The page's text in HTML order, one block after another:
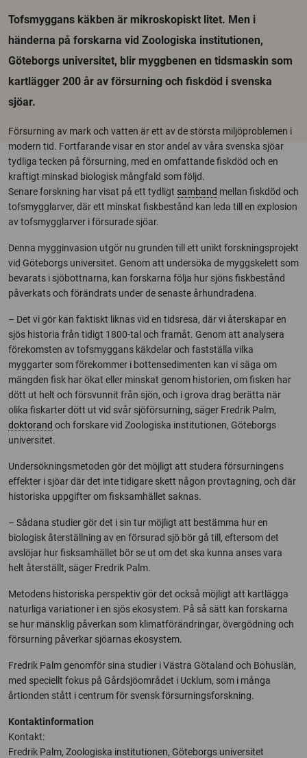
Tofsmyggans käkben är mikroskopiskt litet. Men i
händerna på forskarna vid Zoologiska institutionen,
Göteborgs universitet, blir myggbenen en tidsmaskin som
kartlägger 200 år av försurning och fiskdöd i svenska
sjöar.
Försurning av mark och vatten är ett av de största miljöproblemen i
modern tid. Fortfarande visar en stor andel av våra svenska sjöar
tydliga tecken på försurning, med en omfattande fiskdöd och en
kraftigt minskad biologisk mångfald som följd.
Senare forskning har visat på ett tydligt samband mellan fiskdöd och
tofsmygglarver, där ett minskat fiskbestånd kan leda till en explosion
av tofsmygglarver i försurade sjöar.
Denna mygginvasion utgör nu grunden till ett unikt forskningsprojekt
vid Göteborgs universitet. Genom att undersöka de myggskelett som
bevarats i sjöbottnarna, kan forskarna följa hur sjöns fiskbestånd
påverkats och förändrats under de senaste århundradena.
– Det vi gör kan faktiskt liknas vid en tidsresa, där vi återskapar en
sjös historia från tidigt 1800-tal och framåt. Genom att analysera
förekomsten av tofsmyggans käkdelar och fastställa vilka
myggarter som förekommer i bottensedimenten kan vi säga om
mängden fisk har ökat eller minskat genom historien, om fisken har
dött ut helt och försvunnit från sjön, och i grova drag berätta när
olika fiskarter dött ut vid svår sjöförsurning, säger Fredrik Palm,
doktorand och forskare vid Zoologiska institutionen, Göteborgs
universitet.
Undersökningsmetoden gör det möjligt att studera försurningens
effekter i sjöar där det inte tidigare skett någon provtagning, och där
historiska uppgifter om fisksamhället saknas.
– Sådana studier gör det i sin tur möjligt att bestämma hur en
biologisk återställning av en försurad sjö bör gå till, eftersom det
avslöjar hur fisksamhället bör se ut om det ska kunna anses vara
helt återställt, säger Fredrik Palm.
Metodens historiska perspektiv gör det också möjligt att kartlägga
naturliga variationer i en sjös ekosystem. På så sätt kan forskarna
se hur mänsklig påverkan som klimatförändringar, övergödning och
försurning påverkar sjöarnas ekosystem.
Fredrik Palm genomför sina studier i Västra Götaland och Bohuslän,
med speciellt fokus på Gårdsjöområdet i Ucklum, som i många
årtionden stått i centrum för svensk försurningsforskning.
Kontaktinformation
Kontakt:
Fredrik Palm, Zoologiska institutionen, Göteborgs universitet